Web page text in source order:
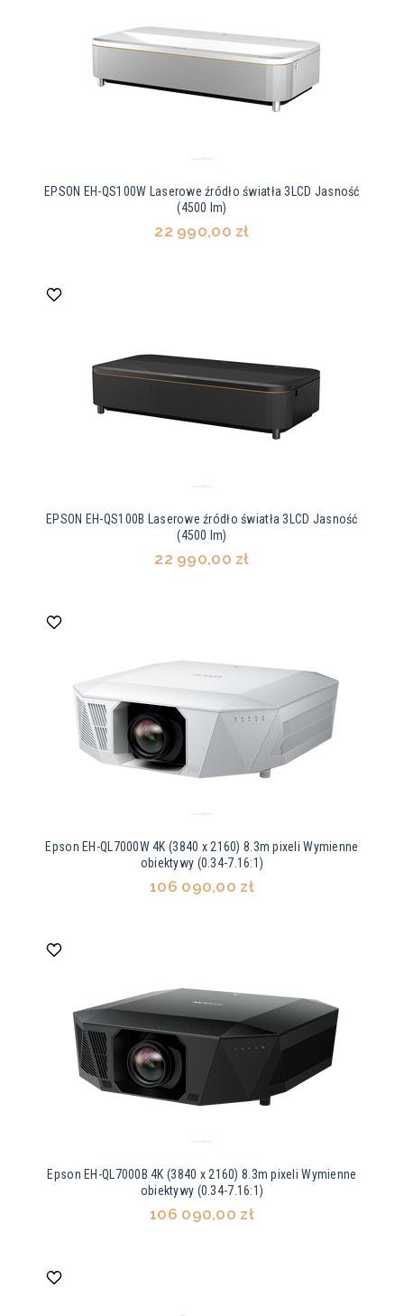
EPSON EH-QS100W Laserowe źródło światła 3LCD Jasność
(4500 lm)
22 990,00 zł
EPSON EH-QS100B Laserowe źródło światła 3LCD Jasność
(4500 lm)
22 990,00 zł
Epson EH-QL7000W 4K (3840 x 2160) 8.3m pixeli Wymienne
obiektywy (0.34-7.16:1)
106 090,00 zł
Epson EH-QL7000B 4K (3840 x 2160) 8.3m pixeli Wymienne
obiektywy (0.34-7.16:1)
106 090,00 zł